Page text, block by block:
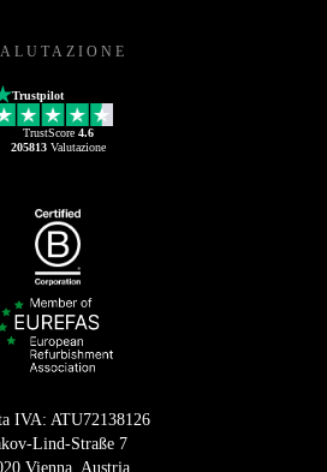
Trustpilot
TrustScore 4.6
205813Valutazione
IVA: ATU72138126
Lind-Straße 7
Vienna, Austria